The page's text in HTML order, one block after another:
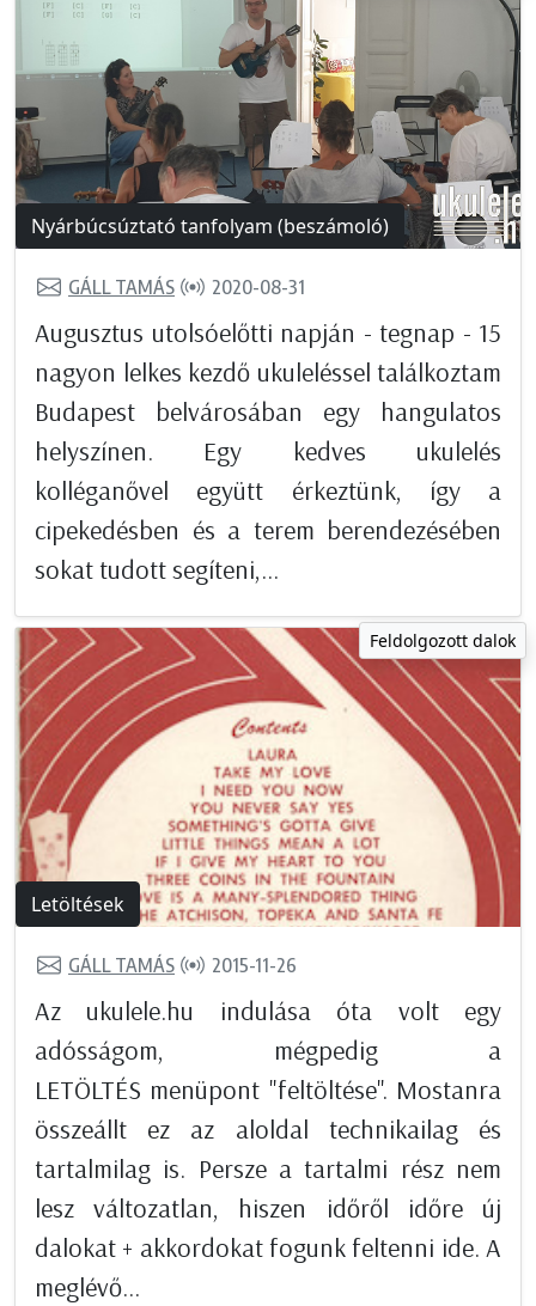
Nyárbúcsúztató tanfolyam (beszámoló)
GÁLL TAMÁS 2020-08-31
Augusztus utolsóelőtti napján - tegnap - 15
nagyon lelkes kezdő ukuleléssel találkoztam
Budapest belvárosában egy hangulatos
helyszínen. Egy kedves ukulelés
kolléganővel együtt érkeztünk, így a
cipekedésben és a terem berendezésében
sokat tudott segíteni,...
Feldolgozott dalok
Letöltések
GÁLL TAMÁS 2015-11-26
Az ukulele.hu indulása óta volt egy
adósságom, mégpedig a
LETÖLTÉS menüpont "feltöltése". Mostanra
összeállt ez az aloldal technikailag és
tartalmilag is. Persze a tartalmi rész nem
lesz változatlan, hiszen időről időre új
dalokat + akkordokat fogunk feltenni ide. A
meglévő...